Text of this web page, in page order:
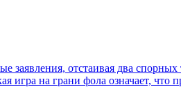
заявления, отстаивая два
игра на грани фола означает,